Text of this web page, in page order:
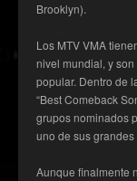
Brooklyn).
Los MTV VMA
nivel mundial, y
popular. Dentro de
“Best Comeback
grupos nominados
uno de sus
Aunque finalmente